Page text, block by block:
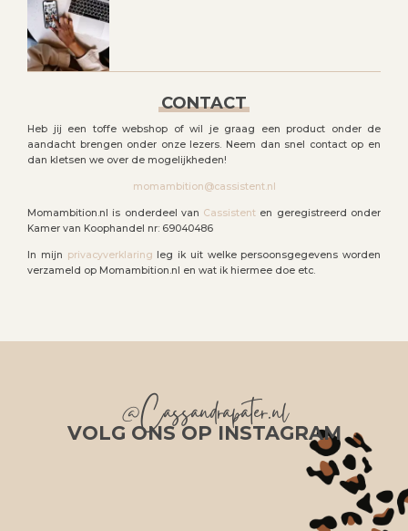
CONTACT
Heb jij een toffe webshop of wil je graag een product onder de
aandacht brengen onder onze lezers. Neem dan snel contact op en
dan kletsen we over de mogelijkheden!
momambition@cassistent.nl
Momambition.nl is onderdeel van Cassistent en geregistreerd onder
Kamer van Koophandel nr: 69040486
In mijn privacyverklaring leg ik uit welke persoonsgegevens worden
verzameld op Momambition.nl en wat ik hiermee doe etc.
@Cassandrapater.nl
VOLG ONS OP INSTAGRAM